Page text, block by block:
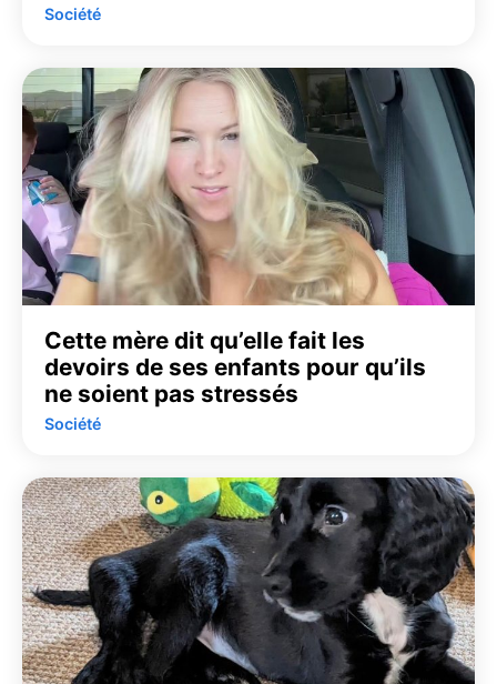
Société
Cette mère dit qu’elle fait les
devoirs de ses enfants pour qu’ils
ne soient pas stressés
Société